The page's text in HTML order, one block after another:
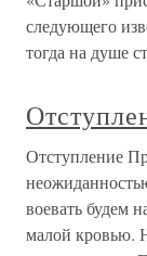
следующего
тогда на душе
Отступление
воевать будем
малой кровью.